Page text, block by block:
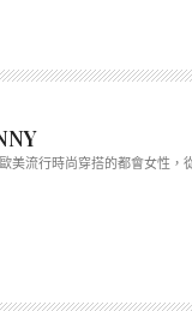
美流行時尚穿搭的都會女性，